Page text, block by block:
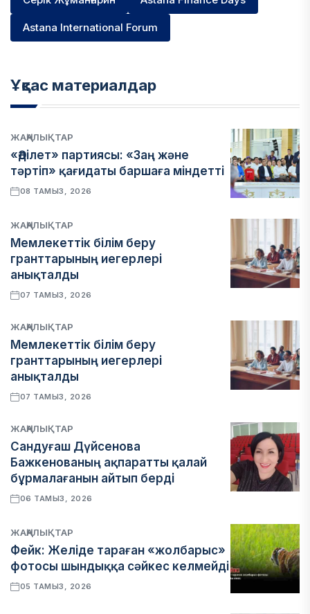
Astana International Forum
Ұқсас материалдар
ЖАҢАЛЫҚТАР
«Әділет» партиясы: «Заң және
тәртіп» қағидаты баршаға міндетті
08 ТАМЫЗ, 2026
ЖАҢАЛЫҚТАР
Мемлекеттік білім беру
гранттарының иегерлері
анықталды
07 ТАМЫЗ, 2026
ЖАҢАЛЫҚТАР
Мемлекеттік білім беру
гранттарының иегерлері
анықталды
07 ТАМЫЗ, 2026
ЖАҢАЛЫҚТАР
Сандуғаш Дүйсенова
Бажкенованың ақпаратты қалай
бұрмалағанын айтып берді
06 ТАМЫЗ, 2026
ЖАҢАЛЫҚТАР
Фейк: Желіде тараған «жолбарыс»
фотосы шындыққа сәйкес келмейді
05 ТАМЫЗ, 2026